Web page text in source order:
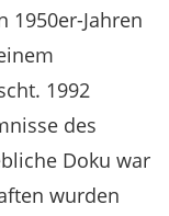
1950er-Jahren
1992
des
Doku war
wurden